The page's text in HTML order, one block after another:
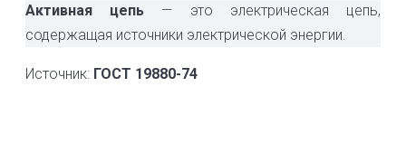
Активная цепь — это электрическая цепь,
содержащая источники электрической энергии.
Источник: ГОСТ 19880-74